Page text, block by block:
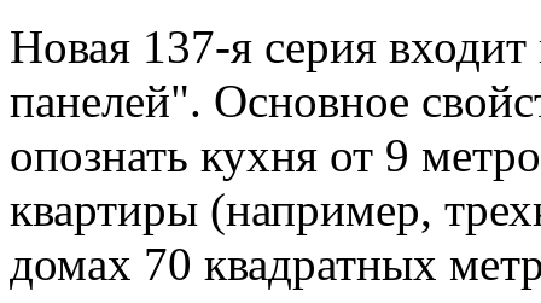
Новая 137-я серия
панелей". Основное
опознать кухня от 9
квартиры (например,
домах 70 квадратных